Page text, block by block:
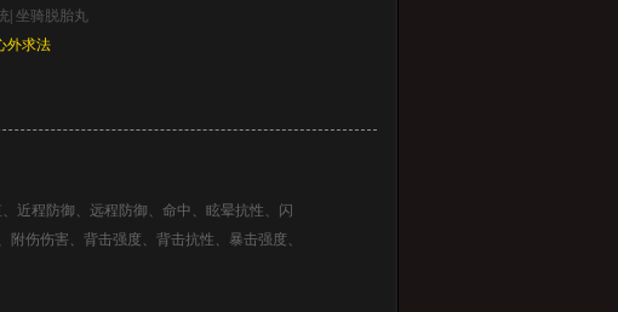
| 坐骑脱胎丸
外求法
近程防御、远程防御、命中、眩晕抗性、闪
伤伤害、背击强度、背击抗性、暴击强度、